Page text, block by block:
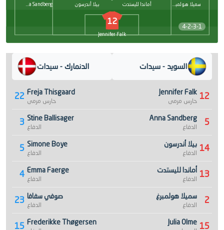
4-2-3-1
سميلا هولمبرغ أماندا لليستدت بيلا أندرسون Anna Sandberg
12
Jennifer Falk
الدنمارك - سيدات
22 Freja Thisgaard
حارس مرمى
3 Stine Ballisager
الدفاع
5 Simone Boye
الدفاع
4 Emma Faerge
الدفاع
23 صوفي سفافا
الدفاع
15 Frederikke Thøgersen
السويد - سيدات
12
Jennifer Falk
حارس مرمى
5
Anna Sandberg
الدفاع
14 بيلا أندرسون
الدفاع
13 أماندا لليستدت
الدفاع
2 سميلا هولمبرغ
الدفاع
15
Julia Olme